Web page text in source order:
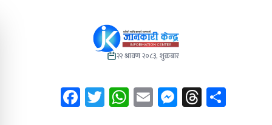
२२ श्रावण २०८३, शुक्रबार
Facebook
Twitter
WhatsApp
EmailMessenger
Threads